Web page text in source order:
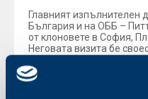
Главният изпълнителен
България и на ОББ –
от клоновете в София,
Неговата визита бе
посрещната радушно от
повод той коментира: